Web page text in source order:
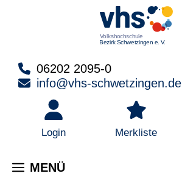
06202 2095-0
info@vhs-schwetzingen.de
Login Merkliste
MENÜ